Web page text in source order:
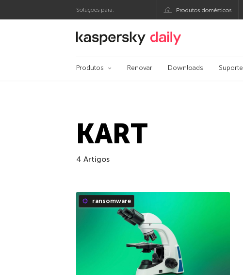
Soluções para: Produtos domésticos
Blog oficial da Kaspersky
Produtos Renovar Downloads Suporte
KART
4 Artigos
ransomware